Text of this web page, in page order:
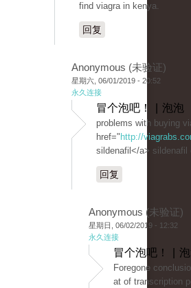
find viagra in kenya.
回复
Anonymous (未验证)
星期六, 06/01/2019 - 20:52
永久连接
冒个泡吧！ | 泡泡
problems with buying
href=" http://
sildenafil</a> sildenafil
回复
Anonymous (未验证)
星期日, 06/02/2019 - 12:32
永久连接
冒个泡吧！ |
Foregone
at of transcription